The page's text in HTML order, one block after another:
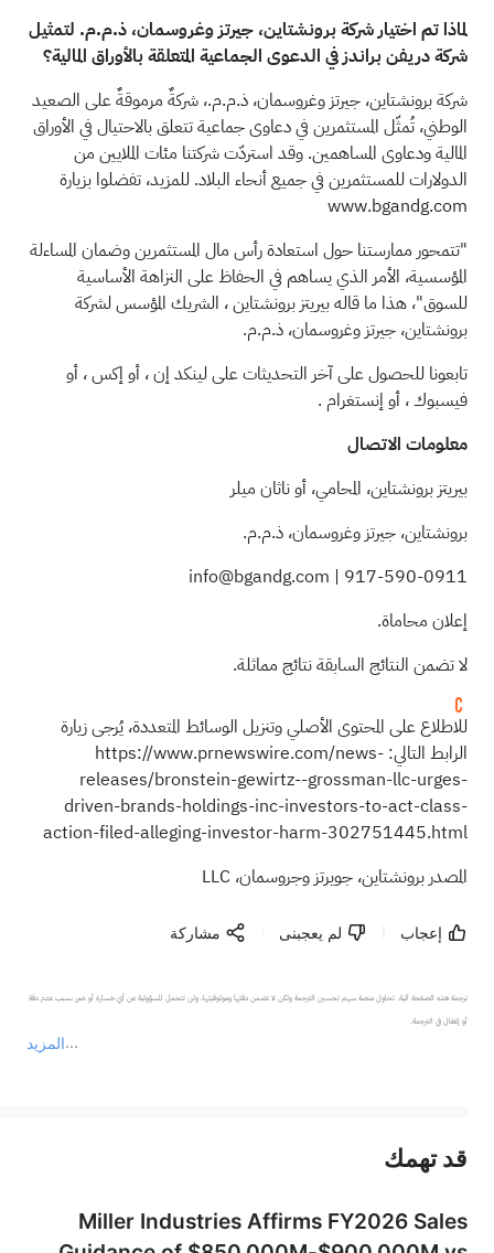
لماذا تم اختيار شركة برونشتاين، جيرتز وغروسمان، ذ.م.م. لتمثيل
شركة دريفن براندز في الدعوى الجماعية المتعلقة بالأوراق المالية؟
شركة برونشتاين، جيرتز وغروسمان، ذ.م.م.، شركةٌ مرموقةٌ على الصعيد
الوطني، تُمثّل المستثمرين في دعاوى جماعية تتعلقبالاحتيالفي الأوراق
المالية ودعاوى المساهمين. وقد استردّت شركتنا مئات الملايين من
الدولارات للمستثمرين في جميع أنحاء البلاد. للمزيد، تفضلوا بزيارة
www.bgandg.com
"تتمحور ممارستنا حول استعادة رأس مال المستثمرين وضمان المساءلة
المؤسسية، الأمر الذي يساهم في الحفاظ على النزاهة الأساسية
للسوق"، هذا ما قالهبيريتز برونشتاين، الشريك المؤسس لشركة
برونشتاين، جيرتز وغروسمان، ذ.م.م.
تابعونا للحصول على آخر التحديثات علىلينكد إن، أو إكس، أو
فيسبوك، أو إنستغرام .
معلومات الاتصال
بيريتز برونشتاين، المحامي، أو ناثان ميلر
برونشتاين، جيرتز وغروسمان، ذ.م.م.
917-590-0911
|
info@bgandg.com
إعلان محاماة.
لا تضمن النتائج السابقة نتائج مماثلة.
للاطلاع على المحتوى الأصلي وتنزيل الوسائط المتعددة، يُرجى زيارة
الرابط التالي: https://www.prnewswire.com/news-
releases/bronstein-gewirtz--grossman-llc-urges-
driven-brands-holdings-inc-investors-to-act-class-
action-filed-alleging-investor-harm-302751445.html
المصدر برونشتاين، جويرتز وجروسمان، LLC
إعجاب لم يعجبنى مشاركة
المزيد
ترجمة هذه الصفحة آلية. تحاول منصة سهم تحسين الترجمة ولكن لا تضمن دقتها وموثوقيتها، ولن تتحمل المسؤولية عن أي خسارة أو ضرر بسبب عدم دقة
أو إغفال في الترجمة.
عند الضرورة، يرجى استشارة مستشار استثمار محترف. لا تقدم منصة سهم أي مشورة استثمارية، ولا تقدم أي التزامات أو ضمانات.
قد تهمك
Miller Industries Affirms FY2026 Sales